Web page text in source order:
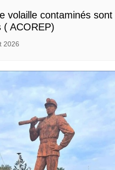
volaille contaminés sont
( ACOREP)
2026